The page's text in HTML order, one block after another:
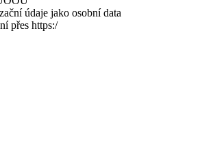
údaje jako osobní data
přes https:/